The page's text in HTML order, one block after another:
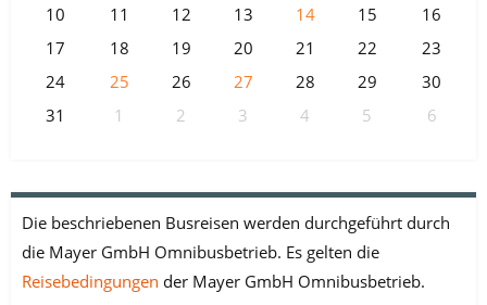
10
11 12 13 14 15
16
17
18 19 20 21 22
23
24
25 26 27 28 29
30
31
1 2 3 4 5 6
Die beschriebenen Busreisen werden durchgeführt durch
die Mayer GmbH Omnibusbetrieb. Es gelten die
Reisebedingungen der Mayer GmbH Omnibusbetrieb.